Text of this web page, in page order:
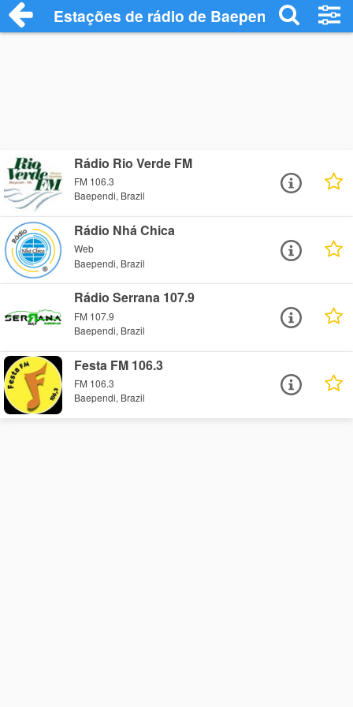
Estações de rádio de Baependi - Ouça
Rádio Rio Verde FM
FM 106.3
Baependi, Brazil
Rádio Nhá Chica
Web
Baependi, Brazil
Rádio Serrana 107.9
FM 107.9
Baependi, Brazil
Festa FM 106.3
FM 106.3
Baependi, Brazil